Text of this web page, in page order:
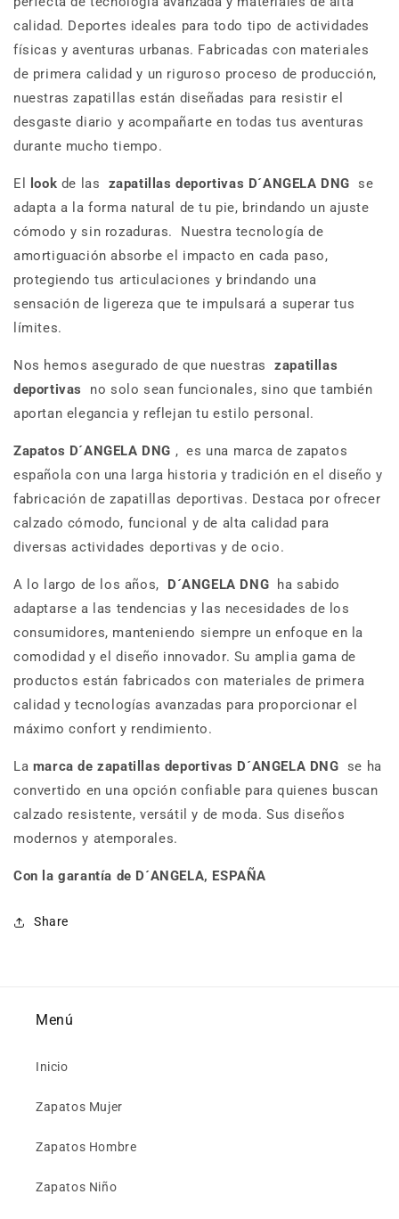
calidad. Deportes ideales para todo tipo de actividades
físicas y aventuras urbanas. Fabricadas con materiales
de primera calidad y un riguroso proceso de producción,
nuestras zapatillas están diseñadas para resistir el
desgaste diario y acompañarte en todas tus aventuras
durante mucho tiempo.
El look de las zapatillas deportivas D´ANGELA DNG se
adapta a la forma natural de tu pie, brindando un ajuste
cómodo y sin rozaduras.
Nuestra tecnología de
amortiguación absorbe el impacto en cada paso,
protegiendo tus articulaciones y brindando una
sensación de ligereza que te impulsará a superar tus
límites.
Nos hemos asegurado de que nuestraszapatillas
deportivas
no solo sean funcionales, sino que también
aportan elegancia y reflejan tu estilo personal.
Zapatos D´ANGELA DNG , es una marca de zapatos
española con una larga historia y tradición en el diseño y
fabricación de zapatillas deportivas. Destaca por ofrecer
calzado cómodo, funcional y de alta calidad para
diversas actividades deportivas y de ocio.
A lo largo de los años, D´ANGELA DNG ha sabido
adaptarse a las tendencias y las necesidades de los
consumidores, manteniendo siempre un enfoque en la
comodidad y el diseño innovador. Su amplia gama de
productos están fabricados con materiales de primera
calidad y tecnologías avanzadas para proporcionar el
máximo confort y rendimiento.
La marca de zapatillas deportivas D´ANGELA DNG se ha
convertido en una opción confiable para quienes buscan
calzado resistente, versátil y de moda. Sus diseños
modernos y atemporales.
Con la garantía de D´ANGELA, ESPAÑA
Share
Menú
Inicio
Zapatos Mujer
Zapatos Hombre
Zapatos Niño